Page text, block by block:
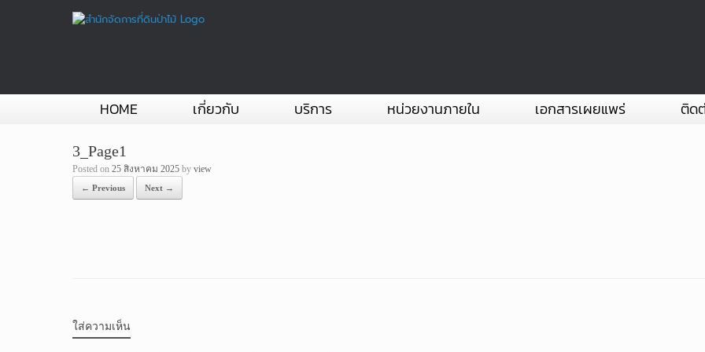
HOME เกี่ยวกับ บริการ หน่วยงานภายใน เอกสารเผยแพร่ ติด
3_Page1
Posted on 25 สิงหาคม 2025 by view
← Previous Next →
ใส่ความเห็น